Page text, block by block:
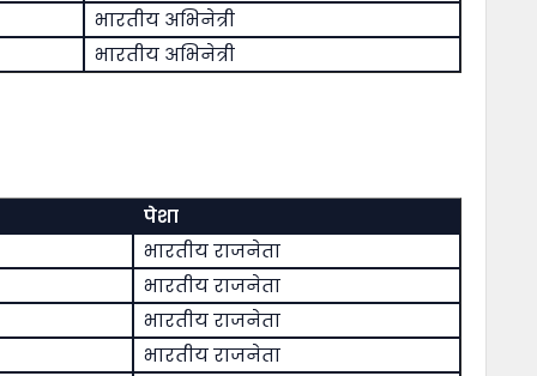
भारतीय अभिनेत्री
भारतीय अभिनेत्री
पेशा
भारतीय राजनेता
भारतीय राजनेता
भारतीय राजनेता
भारतीय राजनेता